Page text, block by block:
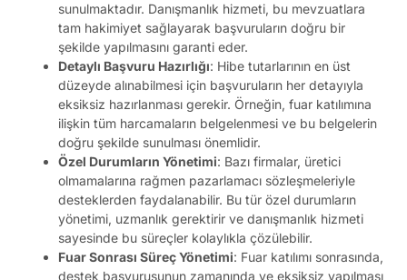
sunulmaktadır. Danışmanlık hizmeti, bu mevzuatlara
tam hakimiyet sağlayarak başvuruların doğru bir
şekilde yapılmasını garanti eder.
Detaylı Başvuru Hazırlığı: Hibe tutarlarının en üst
düzeyde alınabilmesi için başvuruların her detayıyla
eksiksiz hazırlanması gerekir. Örneğin, fuar katılımına
ilişkin tüm harcamaların belgelenmesi ve bu belgelerin
doğru şekilde sunulması önemlidir.
Özel Durumların Yönetimi: Bazı firmalar, üretici
olmamalarına rağmen pazarlamacı sözleşmeleriyle
desteklerden faydalanabilir. Bu tür özel durumların
yönetimi, uzmanlık gerektirir ve danışmanlık hizmeti
sayesinde bu süreçler kolaylıkla çözülebilir.
Fuar Sonrası Süreç Yönetimi: Fuar katılımı sonrasında,
destek başvurusunun zamanında ve eksiksiz yapılması